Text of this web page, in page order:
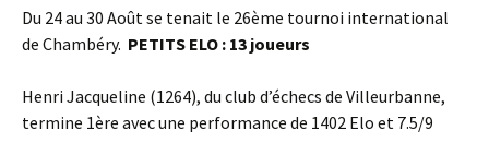
Du 24 au 30 Août se tenait le 26ème tournoi international
de Chambéry. PETITS ELO : 13 joueurs
Henri Jacqueline (1264), du club d’échecs de Villeurbanne,
termine 1ère avec une performance de 1402 Elo et 7.5/9